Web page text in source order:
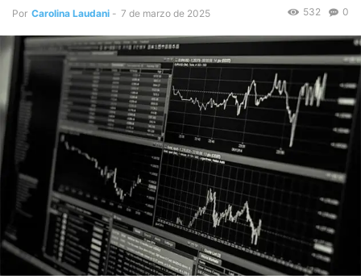
Por Carolina Laudani - 7 de marzo de 2025 0
532